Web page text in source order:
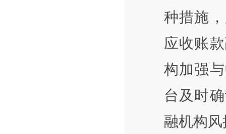
种措施
应收账
构加强
台及时
融机构